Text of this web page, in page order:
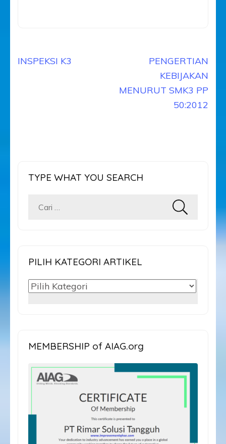
Navigasi
INSPEKSI K3
PENGERTIAN
KEBIJAKAN
MENURUT SMK3 PP
50:2012
TYPE WHAT YOU SEARCH
Cari
PILIH KATEGORI ARTIKEL
PILIH
MEMBERSHIP of AIAG.org